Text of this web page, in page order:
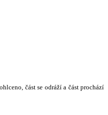
část se odráží a část prochází